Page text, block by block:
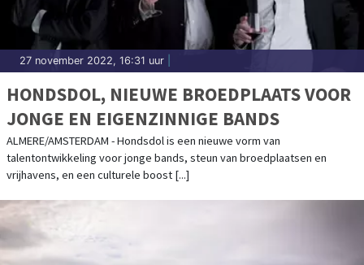
27 november 2022, 16:31 uur
HONDSDOL, NIEUWE BROEDPLAATS VOOR
JONGE EN EIGENZINNIGE BANDS
ALMERE/AMSTERDAM - Hondsdol is een nieuwe vorm van
talentontwikkeling voor jonge bands, steun van broedplaatsen en
vrijhavens, en een culturele boost [...]